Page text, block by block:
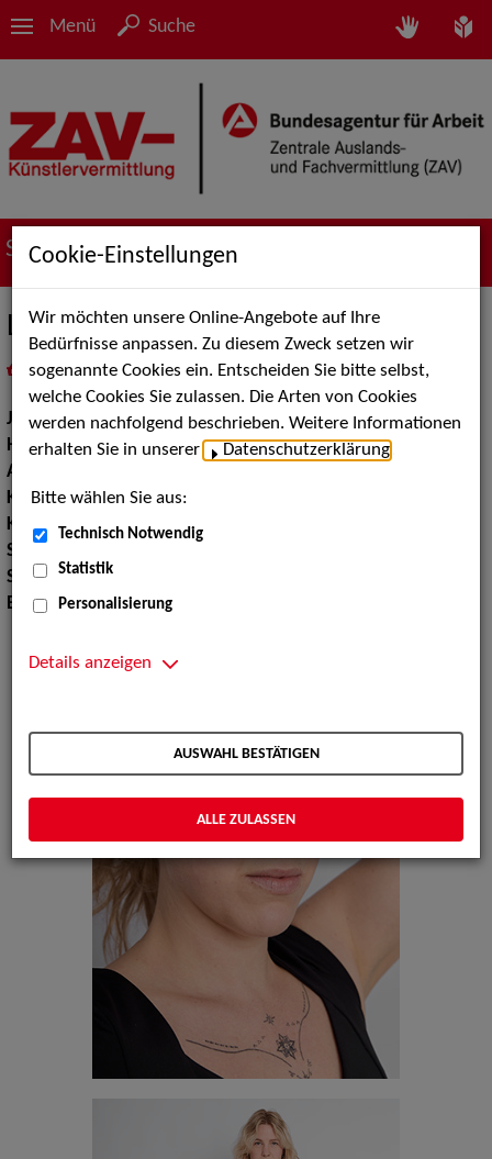
Menü Suche
Suche nach Künstler*innen
Lea Wilmes
als PDF speichern
inMeine Merklistelegen
Jahrgang:2000
Haarfarbe:blond
Augenfarbe:
Körpergröße:176 cm
Konfektionsgröße:36 38
Schuhgröße:
Sprachen:Englisch
Erscheinungsbild:Mitteleuropäisch
Cookie-Einstellungen
Wir möchten unsere Online-Angebote auf Ihre
Bedürfnisse anpassen. Zu diesem Zweck setzen wir
sogenannte Cookies ein. Entscheiden Sie bitte selbst,
welche Cookies Sie zulassen. Die Arten von Cookies
werden nachfolgend beschrieben. Weitere Informationen
erhalten Sie in unserer
Datenschutzerklärung
Bitte wählen Sie aus:
Technisch Notwendig
Statistik
Personalisierung
Details anzeigen
AUSWAHL BESTÄTIGEN
ALLE ZULASSEN